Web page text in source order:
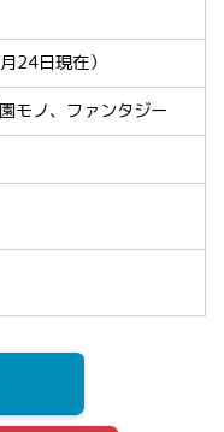
24日現在）
モノ、ファンタジー